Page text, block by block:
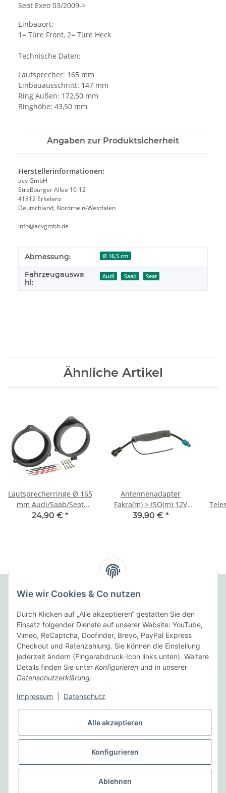
Seat Exeo 03/2009->
Einbauort:
1= Türe Front, 2= Türe Heck
Technische Daten:
Lautsprecher: 165 mm
Einbauausschnitt: 147 mm
Ring Außen: 172,50 mm
Ringhöhe: 43,50 mm
Angaben zur Produktsicherheit
Herstellerinformationen:
acv GmbH
Straßburger Allee 10-12
41812 Erkelenz
Deutschland, Nordrhein-Westfalen
info@acvgmbh.de
Abmessung: Ø 16,5 cm
Fahrzeugauswa
hl:
Audi Saab Seat
Ähnliche Artikel
Lautsprecherringe Ø 165
mm Audi/Saab/Seat
GF20 > Front/Heck
24,90 € *
Antennenadapter
Fakra(m) > ISO(m) 12V
Phantom 25cm
39,90 € *
Folgende Zahlungsarten bieten wir an:
Wir versenden mit:
Gesetzliche Informationen
Vertrag widerrufen
* Alle Preise inkl. gesetzlicher USt., zzgl.Versand
Wie wir Cookies & Co nutzen
Durch Klicken auf „Alle akzeptieren“ gestatten Sie den
Einsatz folgender Dienste auf unserer Website: YouTube,
Vimeo, ReCaptcha, Doofinder, Brevo, PayPal Express
Checkout und Ratenzahlung. Sie können die Einstellung
jederzeit ändern (Fingerabdruck-Icon links unten). Weitere
Details finden Sie unter Konfigurieren und in unserer
Datenschutzerklärung.
Impressum Datenschutz
Alle akzeptieren
Konfigurieren
Ablehnen